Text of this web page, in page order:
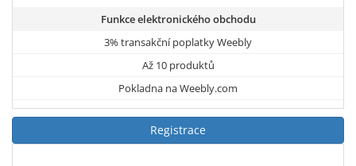
Funkce elektronického obchodu
3% transakční poplatky Weebly
Až 10 produktů
Pokladna na Weebly.com
Registrace